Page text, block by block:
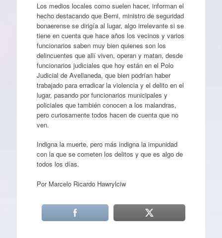
Los medios locales como suelen hacer, informan el
hecho destacando que Berni, ministro de seguridad
bonaerense se dirigía al lugar, algo irrelevante si se
tiene en cuenta que hace años los vecinos y varios
funcionarios saben muy bien quienes son los
delincuentes que allí viven, operan y matan, desde
funcionarios judiciales que hoy están en el Polo
Judicial de Avellaneda, que bien podrían haber
trabajado para erradicar la violencia y el delito en el
lugar, pasando por funcionarios municipales y
policiales que también conocen a los malandras,
pero curiosamente todos hacen de cuenta que no
ven.
Indigna la muerte, pero más indigna la impunidad
con la que se cometen los delitos y que es algo de
todos los días.
Por Marcelo Ricardo Hawrylciw